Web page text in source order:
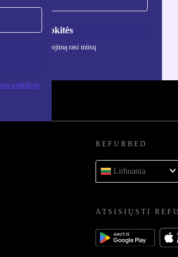
politikoje
Registruokitės
duomenų naudojimą rasi mūsų
REFURBED
Lithuania
ATSISIŲSTI